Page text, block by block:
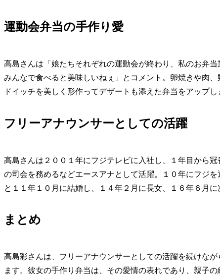
運動会弁当の手作り愛
高島さんは「娘たちそれぞれの運動会が終わり、私のお弁
みんなで食べると美味しいねぇ」とコメント。卵焼きや肉
ドイッチを美しく形作ってデザートも添えた弁当をアップし
フリーアナウンサーとしての活躍
高島さんは２００１年にフジテレビに入社し、１年目から
の司会を務めるなどエースアナとして活躍。１０年にフジ
と１１年１０月に結婚し、１４年２月に長女、１６年６月に
まとめ
高島彩さんは、フリーアナウンサーとしての活躍を続けな
ます。彼女の手作り弁当は、その愛情の表れであり、親子